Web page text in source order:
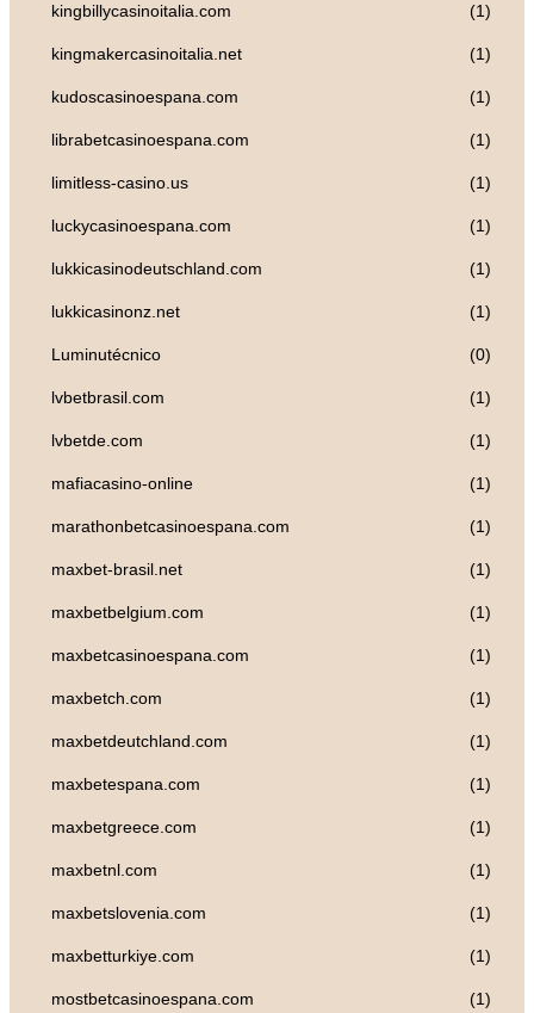
kingbillycasinoitalia.com (1)
kingmakercasinoitalia.net (1)
kudoscasinoespana.com (1)
librabetcasinoespana.com (1)
limitless-casino.us (1)
luckycasinoespana.com (1)
lukkicasinodeutschland.com (1)
lukkicasinonz.net (1)
Luminutécnico (0)
lvbetbrasil.com (1)
lvbetde.com (1)
mafiacasino-online (1)
marathonbetcasinoespana.com (1)
maxbet-brasil.net (1)
maxbetbelgium.com (1)
maxbetcasinoespana.com (1)
maxbetch.com (1)
maxbetdeutchland.com (1)
maxbetespana.com (1)
maxbetgreece.com (1)
maxbetnl.com (1)
maxbetslovenia.com (1)
maxbetturkiye.com (1)
mostbetcasinoespana.com (1)